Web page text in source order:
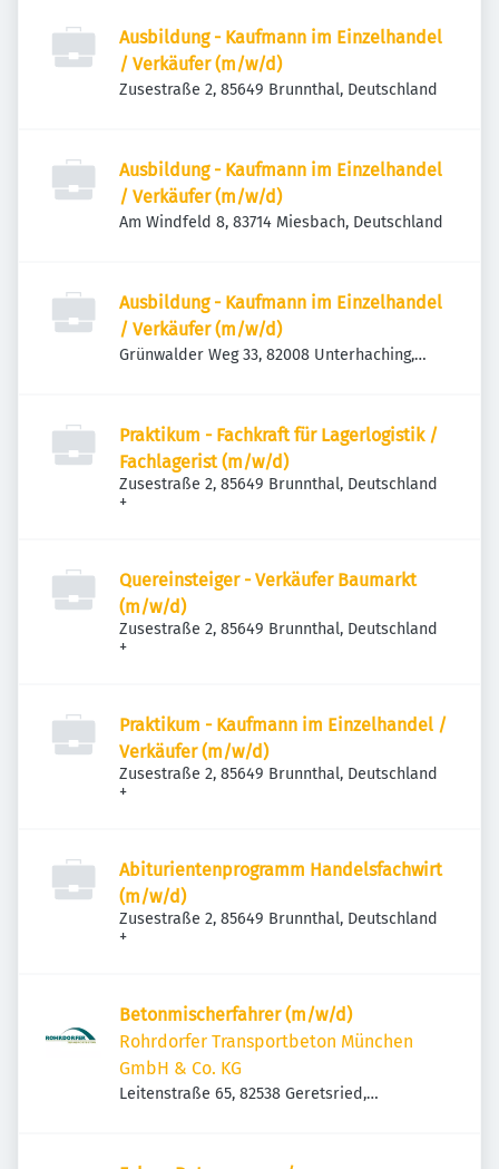
Ausbildung - Kaufmann im Einzelhandel
/ Verkäufer (m/w/d)
Zusestraße 2, 85649 Brunnthal, Deutschland
Ausbildung - Kaufmann im Einzelhandel
/ Verkäufer (m/w/d)
Am Windfeld 8, 83714 Miesbach, Deutschland
Ausbildung - Kaufmann im Einzelhandel
/ Verkäufer (m/w/d)
Grünwalder Weg 33, 82008 Unterhaching,
Praktikum - Fachkraft für Lagerlogistik /
Fachlagerist (m/w/d)
Zusestraße 2, 85649 Brunnthal, Deutschland
+
Quereinsteiger - Verkäufer Baumarkt
(m/w/d)
Zusestraße 2, 85649 Brunnthal, Deutschland
+
Praktikum - Kaufmann im Einzelhandel /
Verkäufer (m/w/d)
Zusestraße 2, 85649 Brunnthal, Deutschland
+
Abiturientenprogramm Handelsfachwirt
(m/w/d)
Zusestraße 2, 85649 Brunnthal, Deutschland
+
Betonmischerfahrer (m/w/d)
Rohrdorfer Transportbeton München
GmbH & Co. KG
Leitenstraße 65, 82538 Geretsried,